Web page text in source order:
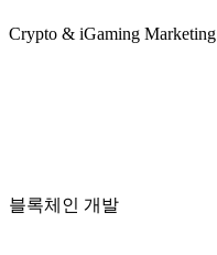
Crypto & iGaming Marketing
블록체인 개발